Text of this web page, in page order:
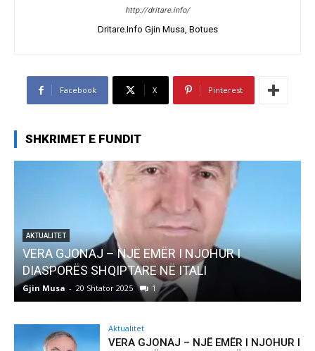
http://dritare.info/
Dritare.Info Gjin Musa, Botues
Facebook X Pinterest
SHKRIMET E FUNDIT
AKTUALITET
Pregaditi Gjin Musa-Rome- Shtator 2025
Gjin Musa - 8 Shtator 2025
Aktualitet
VERA GJONAJ – NJË EMËR I NJOHUR I